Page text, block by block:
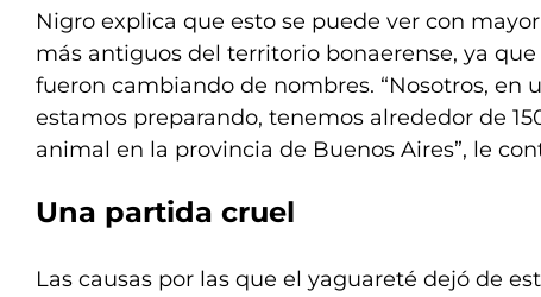
Nigro explica que esto se puede ver con
más antiguos del territorio bonaerense, ya
fueron cambiando de nombres. “Nosotros, en
estamos preparando, tenemos alrededor de
animal en la provincia de Buenos Aires”, le
Una partida cruel
Las causas por las que el yaguareté dejó de